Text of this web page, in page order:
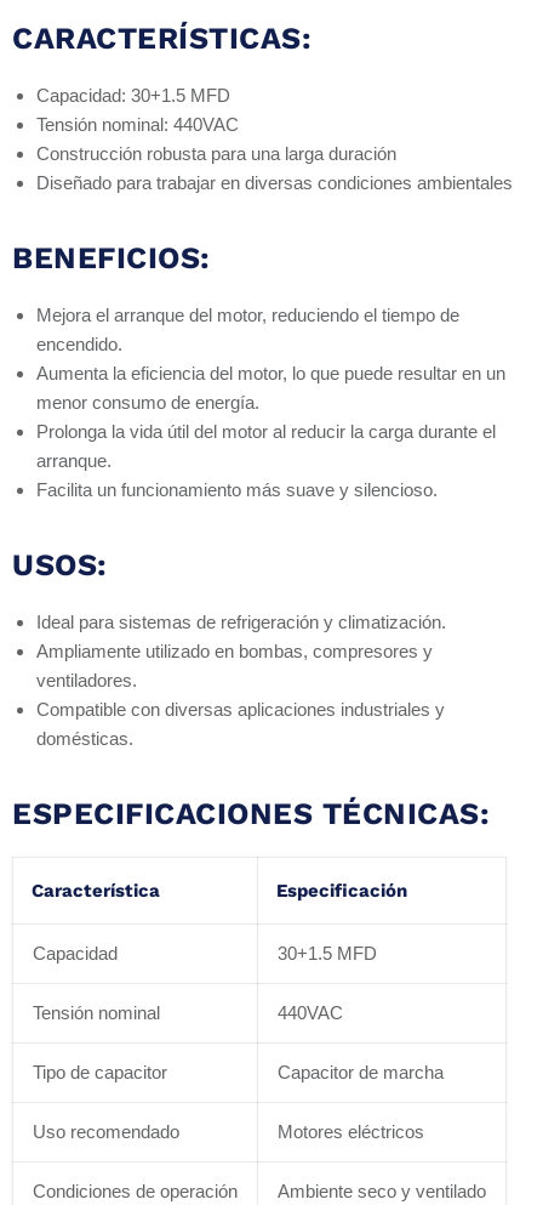
CARACTERÍSTICAS:
Capacidad: 30+1.5 MFD
Tensión nominal: 440VAC
Construcción robusta para una larga duración
Diseñado para trabajar en diversas condiciones ambientales
BENEFICIOS:
Mejora el arranque del motor, reduciendo el tiempo de
encendido.
Aumenta la eficiencia del motor, lo que puede resultar en un
menor consumo de energía.
Prolonga la vida útil del motor al reducir la carga durante el
arranque.
Facilita un funcionamiento más suave y silencioso.
USOS:
Ideal para sistemas de refrigeración y climatización.
Ampliamente utilizado en bombas, compresores y
ventiladores.
Compatible con diversas aplicaciones industriales y
domésticas.
ESPECIFICACIONES TÉCNICAS:
Característica Especificación
Capacidad 30+1.5 MFD
Tensión nominal 440VAC
Tipo de capacitor Capacitor de marcha
Uso recomendado Motores eléctricos
Condiciones de operación Ambiente seco y ventilado